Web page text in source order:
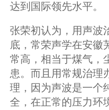
达到国际领先水平。
张荣初认为，用声波
底，常荣声学在安徽
常高，相当于煤气，
患。而且用常规治理
理，因为声波是一个
全，在正常的压力环